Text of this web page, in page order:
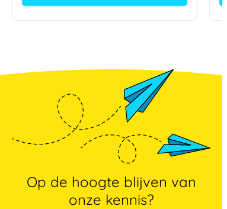
Op de hoogte blijven van
onze kennis?